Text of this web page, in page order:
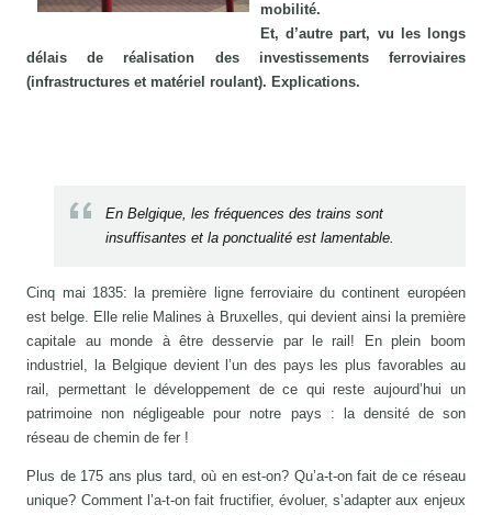
mobilité.
Et, d’autre part, vu les longs
délais de réalisation des investissements ferroviaires
(infrastructures et matériel roulant). Explications.
En Belgique, les fréquences des trains sont
insuffisantes et la ponctualité est lamentable.
Cinq mai 1835: la première ligne ferroviaire du continent européen
est belge. Elle relie Malines à Bruxelles, qui devient ainsi la première
capitale au monde à être desservie par le rail! En plein boom
industriel, la Belgique devient l’un des pays les plus favorables au
rail, permettant le développement de ce qui reste aujourd’hui un
patrimoine non négligeable pour notre pays : la densité de son
réseau de chemin de fer !
Plus de 175 ans plus tard, où en est-on? Qu’a-t-on fait de ce réseau
unique? Comment l’a-t-on fait fructifier, évoluer, s’adapter aux enjeux